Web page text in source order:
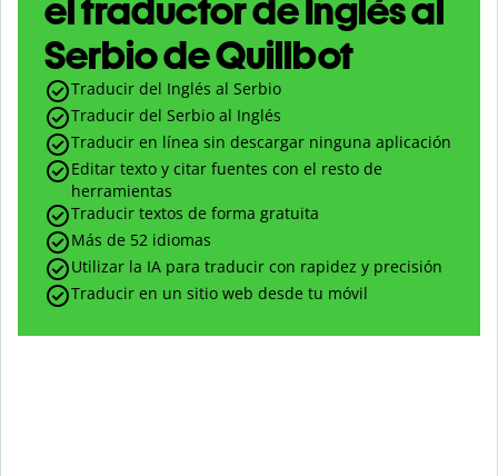
el traductor de Inglés al
Serbio de Quillbot
Traducir del Inglés al Serbio
Traducir del Serbio al Inglés
Traducir en línea sin descargar ninguna aplicación
Editar texto y citar fuentes con el resto de
herramientas
Traducir textos de forma gratuita
Más de 52 idiomas
Utilizar la IA para traducir con rapidez y precisión
Traducir en un sitio web desde tu móvil